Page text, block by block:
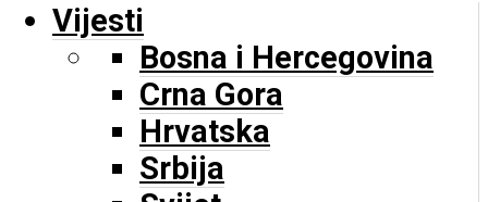
Vijesti
Bosna i Hercegovina
Crna Gora
Hrvatska
Srbija